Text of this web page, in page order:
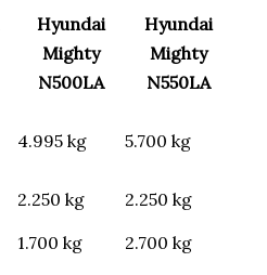
Hyundai
Mighty
N500LA
Hyundai
Mighty
N550LA
4.995 kg 5.700 kg
2.250 kg
2.250 kg
1.700 kg 2.700 kg